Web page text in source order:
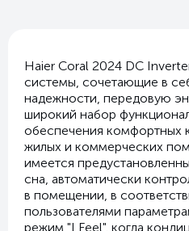
Haier Coral 2024 DC
системы, сочетающие в
надежности, передовую
широкий набор
обеспечения комфортных
жилых и коммерческих
имеется
сна, автоматически
в помещении, в
пользователями
режим "I Feel", когда